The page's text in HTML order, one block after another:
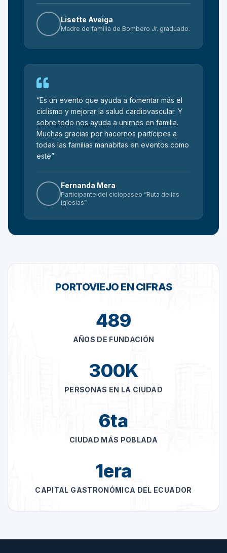
Lisette Aveiga
Madre de familia de Bombero Jr. graduado.
“Es un evento que ayuda a fomentar más el
ciclismo y mejorar la salud cardiovascular. Y
sobre todo nos ayuda a unirnos en familia.
Muchas gracias por hacernos partícipes a
todas las familias manabitas en eventos como
este”
Fernanda Mera
Participante del ciclopaseo “Ruta de las
Iglesias”
PORTOVIEJO EN CIFRAS
489
AÑOS DE FUNDACIÓN
300K
PERSONAS EN LA CIUDAD
6ta
CIUDAD MÁS POBLADA
1era
CAPITAL GASTRONÓMICA DEL ECUADOR